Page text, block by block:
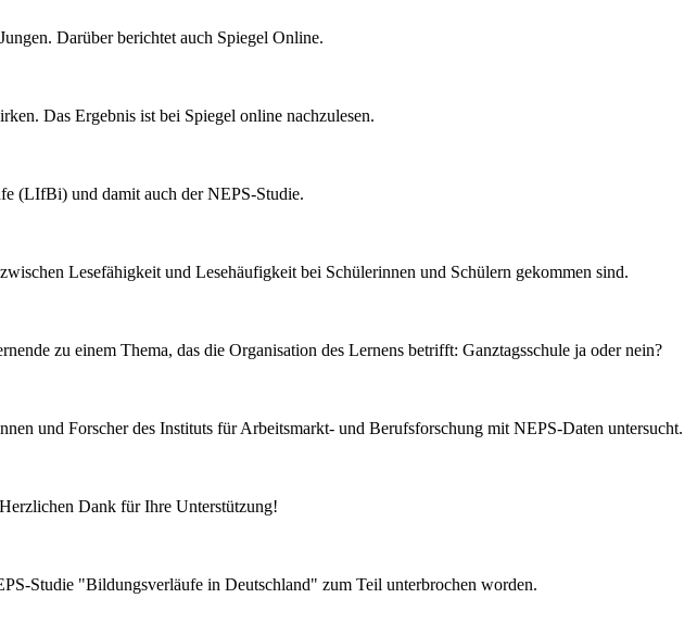
Darüber berichtet auch Spiegel Online.
Das Ergebnis ist bei Spiegel online nachzulesen.
(LIfBi) und damit auch der NEPS-Studie.
Lesefähigkeit und Lesehäufigkeit bei Schülerinnen und Schülern gekommen sind.
zu einem Thema, das die Organisation des Lernens betrifft: Ganztagsschule ja oder nein?
und Forscher des Instituts für Arbeitsmarkt- und Berufsforschung mit NEPS-Daten untersucht.
Dank für Ihre Unterstützung!
Studie "Bildungsverläufe in Deutschland" zum Teil unterbrochen worden.